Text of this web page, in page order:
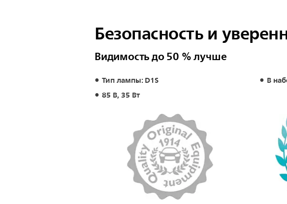
Безопасность и
Видимость до 50 % лучше
Тип лампы: D1S
В
85 В, 35 Вт